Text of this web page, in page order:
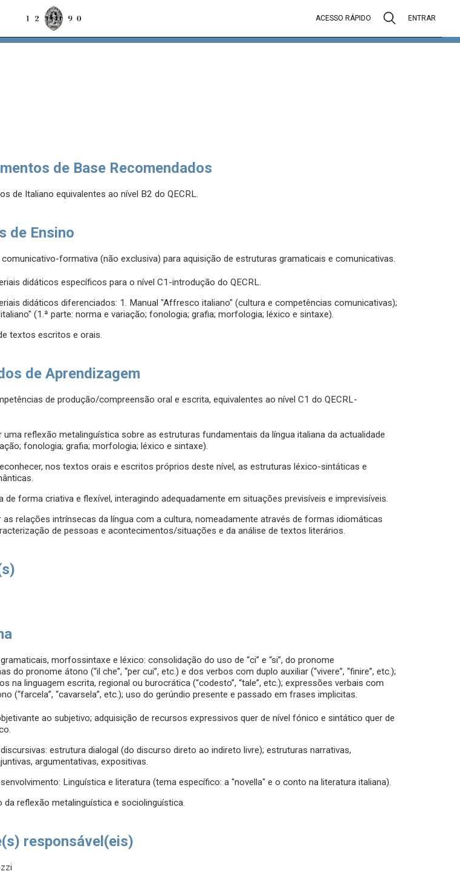
ACESSO RÁPIDO ENTRAR
de Base Recomendados
de Italiano equivalentes ao nível B2 do QECRL.
de Ensino
formativa (não exclusiva) para aquisição de estruturas gramaticais e comunicativas.
didáticos específicos para o nível C1-introdução do QECRL.
didáticos diferenciados: 1. Manual "Affresco italiano" (cultura e competências comunicativas);
(1.ª parte: norma e variação; fonologia; grafia; morfologia; léxico e sintaxe).
textos escritos e orais.
de Aprendizagem
de produção/compreensão oral e escrita, equivalentes ao nível C1 do QECRL-
uma reflexão metalinguística sobre as estruturas fundamentais da língua italiana da actualidade
fonologia; grafia; morfologia; léxico e sintaxe).
nos textos orais e escritos próprios deste nível, as estruturas léxico-sintáticas e
de forma criativa e flexível, interagindo adequadamente em situações previsíveis e imprevisíveis.
as relações intrínsecas da língua com a cultura, nomeadamente através de formas idiomáticas
de pessoas e acontecimentos/situações e da análise de textos literários.
morfossintaxe e léxico: consolidação do uso de “ci” e “si”, do pronome
do pronome átono (“il che”, “per cui”, etc.) e dos verbos com duplo auxiliar (“vivere”, “finire”, etc.);
na linguagem escrita, regional ou burocrática (“codesto”, “tale”, etc.); expressões verbais com
(“farcela”, “cavarsela”, etc.); uso do gerúndio presente e passado em frases implicitas.
ao subjetivo; adquisição de recursos expressivos quer de nível fónico e sintático quer de
estrutura dialogal (do discurso direto ao indireto livre); estruturas narrativas,
argumentativas, expositivas.
Linguística e literatura (tema específico: a "novella" e o conto na literatura italiana).
da reflexão metalinguística e sociolinguística.
responsável(eis)